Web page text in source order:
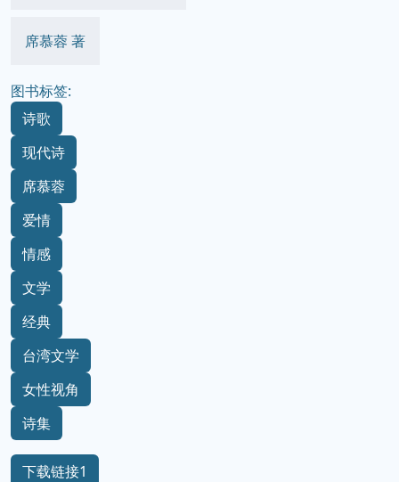
席慕蓉 著
图书标签:
诗歌
现代诗
席慕蓉
爱情
情感
文学
经典
台湾文学
女性视角
诗集
下载链接1